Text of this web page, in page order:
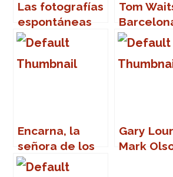
Las fotografías
espontáneas
de Matt Stuart
Tom
Encarna, la
señora de los
cartones
Gary
Mark